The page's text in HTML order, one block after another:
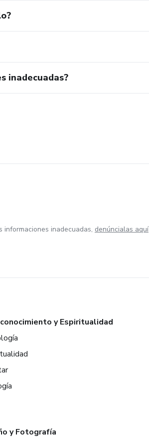
inadecuadas?
inadecuadas, denúncialas aquí
y Espiritualidad
y Fotografía